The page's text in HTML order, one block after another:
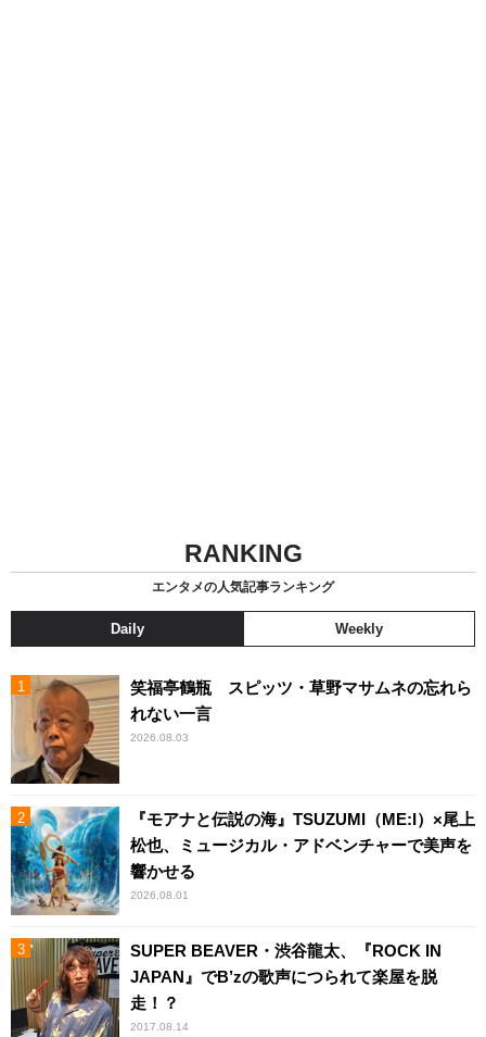
RANKING
エンタメの人気記事ランキング
Daily Weekly
笑福亭鶴瓶 スピッツ・草野マサムネの忘れら
れない一言
2026.08.03
『モアナと伝説の海』TSUZUMI（ME:I）×尾上
松也、ミュージカル・アドベンチャーで美声を
響かせる
2026.08.01
SUPER BEAVER・渋谷龍太、『ROCK IN
JAPAN』でB’zの歌声につられて楽屋を脱
走！？
2017.08.14